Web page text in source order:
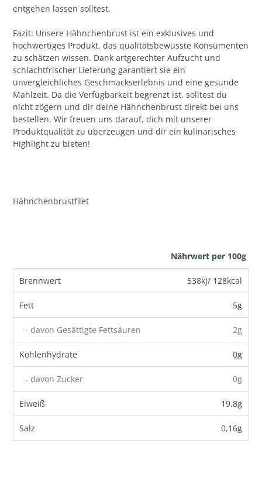
entgehen lassen solltest.
Fazit: Unsere Hähnchenbrust ist ein exklusives und
hochwertiges Produkt, das qualitätsbewusste Konsumenten
zu schätzen wissen. Dank artgerechter Aufzucht und
schlachtfrischer Lieferung garantiert sie ein
unvergleichliches Geschmackserlebnis und eine gesunde
Mahlzeit. Da die Verfügbarkeit begrenzt ist, solltest du
nicht zögern und dir deine Hähnchenbrust direkt bei uns
bestellen. Wir freuen uns darauf, dich mit unserer
Produktqualität zu überzeugen und dir ein kulinarisches
Highlight zu bieten!
Hähnchenbrustfilet
Nährwert per 100g
Brennwert 538kJ/ 128kcal
Fett 5g
- davon Gesättigte Fettsäuren 2g
Kohlenhydrate 0g
- davon Zucker 0g
Eiweiß 19,8g
Salz 0,16g